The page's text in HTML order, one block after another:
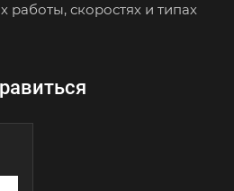
работы, скоростях и типах